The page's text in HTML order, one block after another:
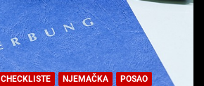
CHECKLISTE NJEMAČKA
POSAO